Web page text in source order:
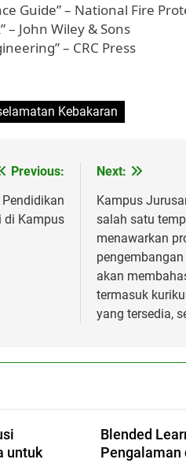
Guide” – National Fire
– John Wiley & Sons
– CRC Press
Kebakaran
Previous:
di Kampus
Next:
Kampus
salah satu
menawarkan
akan
termasuk
yang tersedia,
untuk
Blended
Pengalaman